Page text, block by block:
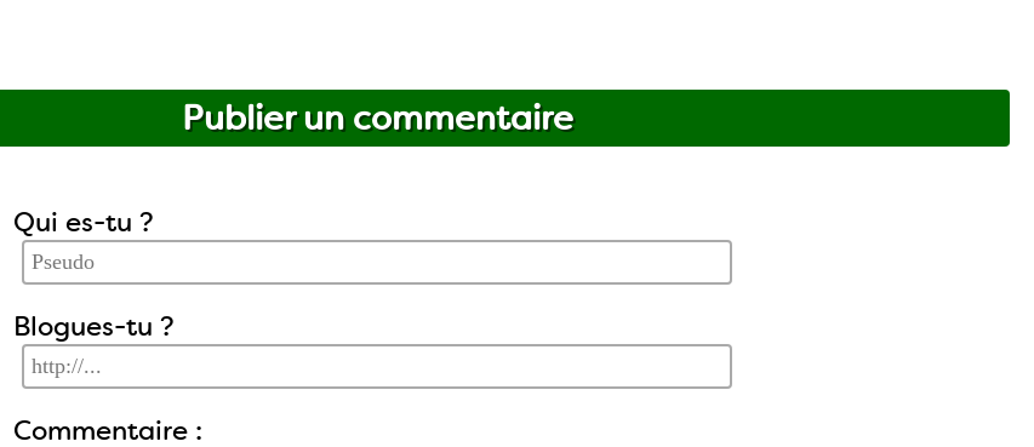
Publier un commentaire
Qui es-tu ?
Blogues-tu ?
Commentaire :